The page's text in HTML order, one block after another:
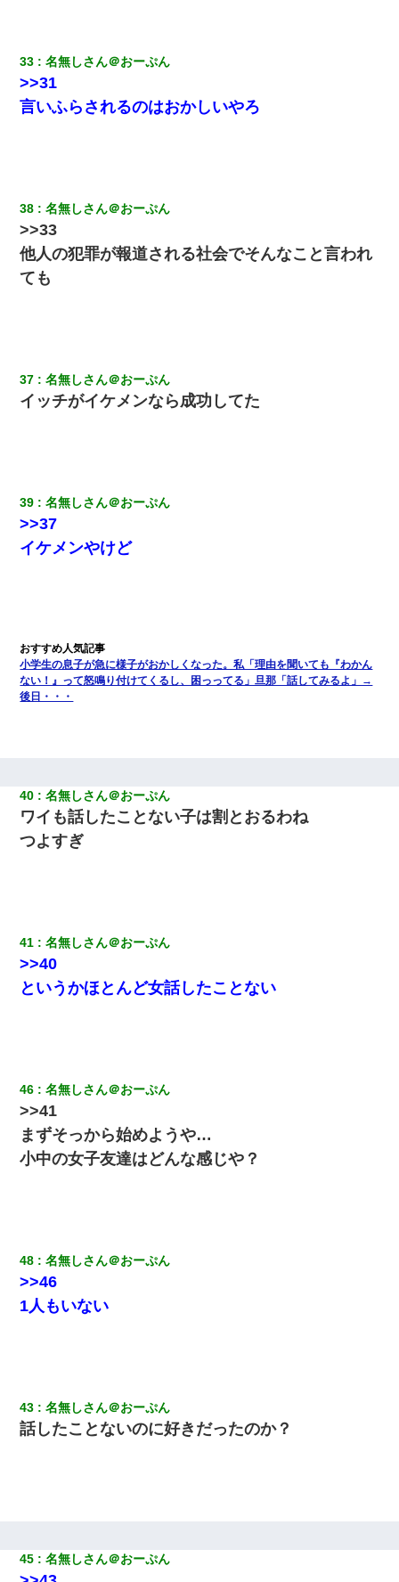
出張中の旦那から『フリンしやがって、このクズ』と電話が。私
「本当に家まで来たの？証拠は？」旦那「俺の言葉が信じられな
いのか！」→ 離婚後
【戦争】不妊の俺嫁に弟嫁が2日間4歳児を託児 俺嫁はそこまで気
にしてなかったが、あまりにも子供が俺嫁に懐くので最後らへん
顔引きつってた → そして弟嫁が迎えに来た翌日…
33 名無しさん＠おーぷん
>>31
言いふらされるのはおかしいやろ
38 名無しさん＠おーぷん
>>33
他人の犯罪が報道される社会でそんなこと言われ
ても
37 名無しさん＠おーぷん
イッチがイケメンなら成功してた
39 名無しさん＠おーぷん
>>37
イケメンやけど
小学生の息子が急に様子がおかしくなった。私「理由を聞いても『わかん
ない！』って怒鳴り付けてくるし、困っってる」旦那「話してみるよ」→
後日・・・
40 名無しさん＠おーぷん
ワイも話したことない子は割とおるわね
つよすぎ
41 名無しさん＠おーぷん
>>40
というかほとんど女話したことない
46 名無しさん＠おーぷん
>>41
まずそっから始めようや…
小中の女子友達はどんな感じや？
48 名無しさん＠おーぷん
>>46
1人もいない
43 名無しさん＠おーぷん
話したことないのに好きだったのか？
45 名無しさん＠おーぷん